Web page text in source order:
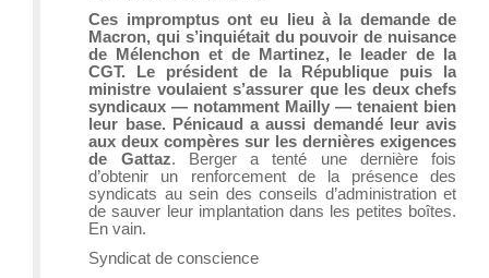
Ces impromptus ont eu lieu à la demande de
Macron, qui s’inquiétait du pouvoir de nuisance
de Mélenchon et de Martinez, le leader de la
CGT. Le président de la République puis la
ministre voulaient s’assurer que les deux chefs
syndicaux — notamment Mailly — tenaient bien
leur base. Pénicaud a aussi demandé leur avis
aux deux compères sur les dernières exigences
de Gattaz. Berger a tenté une dernière fois
d’obtenir un renforcement de la présence des
syndicats au sein des conseils d’administration et
de sauver leur implantation dans les petites boîtes.
En vain.
Syndicat de conscience